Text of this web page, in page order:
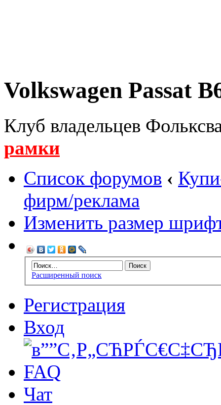
Volkswagen Passat
Клуб владельцев
рамки
Список форумов ‹
фирм/реклама
Изменить размер
Расширенный поиск
Регистрация
Вход
FAQ
Чат